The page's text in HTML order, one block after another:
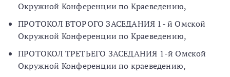
Окружной Конференции по Краеведению,
ПРОТОКОЛ ВТОРОГО ЗАСЕДАНИЯ 1- й Омской
Окружной Конференции по Краеведению,
ПРОТОКОЛ ТРЕТЬЕГО ЗАСЕДАНИЯ 1-й Омской
Окружной Конференции по краеведению,